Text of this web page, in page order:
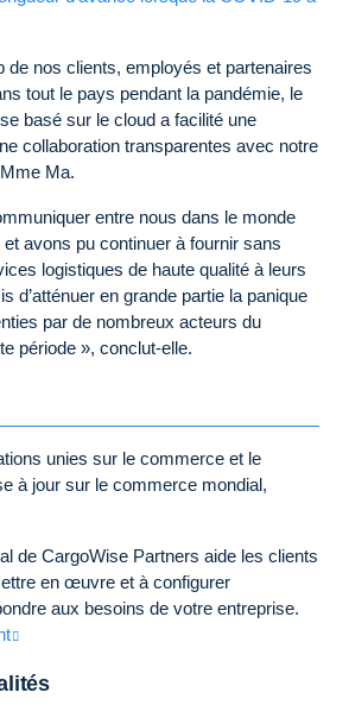
de nos clients, employés et partenaires
tout le pays pendant la pandémie, le
basé sur le cloud a facilité une
collaboration transparentes avec notre
Ma.
entre nous dans le monde
avons pu continuer à fournir sans
logistiques de haute qualité à leurs
d’atténuer en grande partie la panique
par de nombreux acteurs du
période », conclut-elle.
unies sur le commerce et le
à jour sur le commerce mondial,
de CargoWise Partners aide les clients
en œuvre et à configurer
aux besoins de votre entreprise.